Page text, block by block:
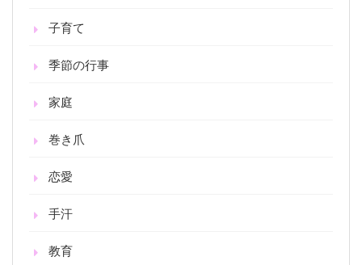
子育て
季節の行事
家庭
巻き爪
恋愛
手汗
教育